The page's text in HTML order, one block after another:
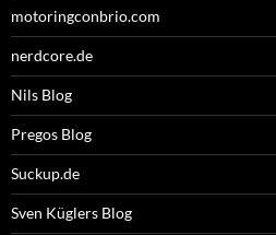
motoringconbrio.com
nerdcore.de
Nils Blog
Pregos Blog
Suckup.de
Sven Küglers Blog